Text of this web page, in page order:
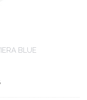
BLUE